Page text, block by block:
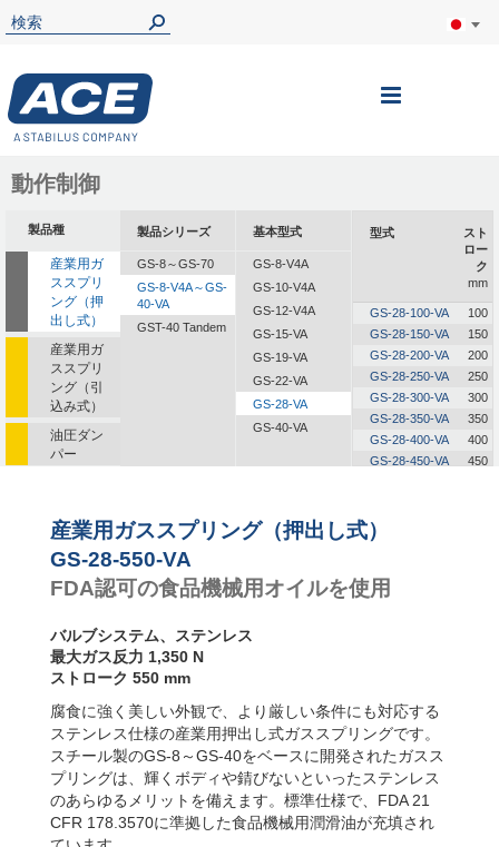
ナ
動作制御
製品種
産業用ガ
ススプリ
ング（押
出し式）
産業用ガ
ススプリ
ング（引
込み式）
油圧ダン
パー
ントロー
ラー
製品シリーズ
GS-8～GS-70
GS-8-V4A～GS-
40-VA
GST-40 Tandem
基本型式
GS-8-V4A
GS-10-V4A
GS-12-V4A
GS-15-VA
GS-19-VA
GS-22-VA
GS-28-VA
GS-40-VA
型式
スト
ロー
ク
mm
GS-28-100-VA
100
GS-28-150-VA
150
GS-28-200-VA
200
GS-28-250-VA
250
GS-28-300-VA
300
GS-28-350-VA
350
GS-28-400-VA
400
GS-28-450-VA
450
GS-28-600-VA
GS-28-650-VA
産業用ガススプリング（押出し式）
GS-28-550-VA
FDA認可の食品機械用オイルを使用
バルブシステム、ステンレス
最大ガス反力 1,350 N
ストローク 550 mm
腐食に強く美しい外観で、より厳しい条件にも対応する
ステンレス仕様の産業用押出し式ガススプリングです。
スチール製のGS-8～GS-40をベースに開発されたガスス
プリングは、輝くボディや錆びないといったステンレス
のあらゆるメリットを備えます。標準仕様で、FDA 21
CFR 178.3570に準拠した食品機械用潤滑油が充填され